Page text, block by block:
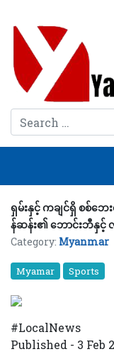
Search
ရှမ်းနှင့် ကချင်ရှိ စစ်ဘ
န်ဆန်း၏ ဘောင်းဘီနှ
Category: Myanmar
Myamar Sports
#LocalNews
Published - 3 Feb